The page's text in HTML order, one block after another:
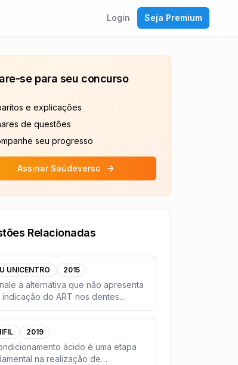
Login Seja Premium
se para seu concurso
e explicações
de questões
seu progresso
Assinar Saúdeverso
Relacionadas
UNICENTRO 2015
a alternativa que não apresenta
indicação do ART nos dentes
...
2019
ácido é uma etapa
na realização de